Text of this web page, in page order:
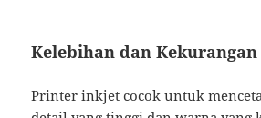
Kelebihan dan Kekurangan
Printer inkjet cocok untuk